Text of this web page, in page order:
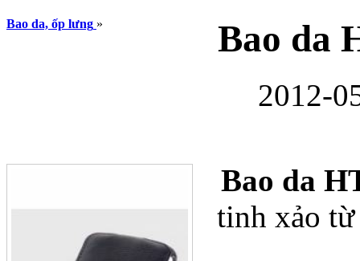
Bao da, ốp lưng » Bao da
2012-
Bao da
tinh xảo từ